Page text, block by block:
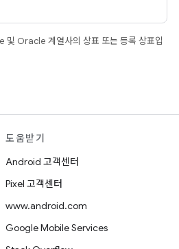
및 Oracle 계열사의 상표 또는 등록 상표입
도움받기
Android 고객센터
Pixel 고객센터
www.android.com
Google Mobile Services